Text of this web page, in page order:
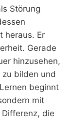
Störung
heraus. Er
Gerade
hinzusehen,
bilden und
beginnt
mit
Differenz, die